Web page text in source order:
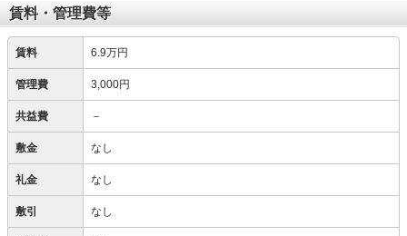
賃料・管理費等
賃料 6.9万円
管理費 3,000円
共益費 －
敷金 なし
礼金 なし
敷引 なし